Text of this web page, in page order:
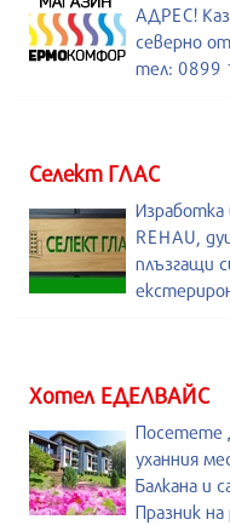
АДРЕС!
северно
тел: 0899
Селект ГЛАС
REHAU,
плъзгащи
Хотел ЕДЕЛВАЙС
Посетете
уханния
Балкана и
Празник